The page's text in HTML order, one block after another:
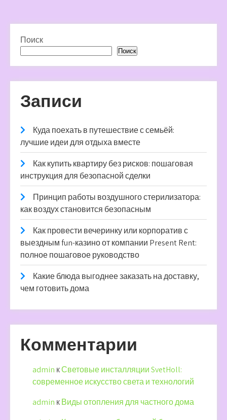
Поиск
Поиск
Записи
Куда поехать в путешествие с семьёй:
лучшие идеи для отдыха вместе
Как купить квартиру без рисков: пошаговая
инструкция для безопасной сделки
Принцип работы воздушного стерилизатора:
как воздух становится безопасным
Как провести вечеринку или корпоратив с
выездным fun-казино от компании Present Rent:
полное пошаговое руководство
Какие блюда выгоднее заказать на доставку,
чем готовить дома
Комментарии
admin кСветовые инсталляции SvetHoll:
современное искусство света и технологий
admin кВиды отопления для частного дома